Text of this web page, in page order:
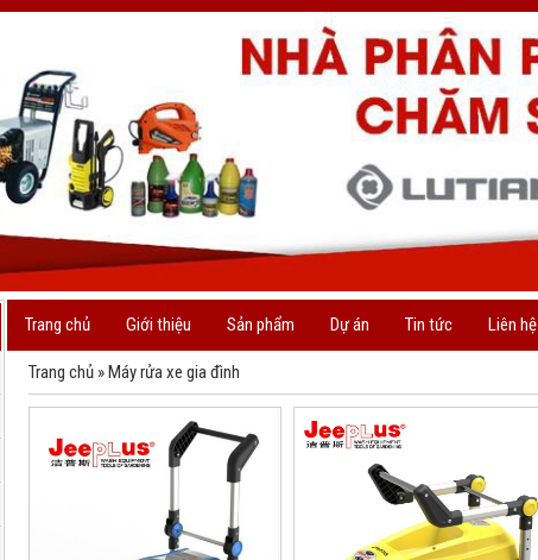
Trang chủ Giới thiệu Sản phẩm Dự án Tin tức Liên hệ
Trang chủ »Máy rửa xe gia đình